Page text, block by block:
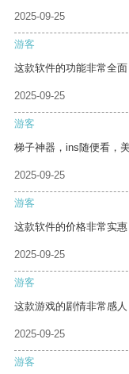
2025-09-25
游客
这款软件的功能非常全面
2025-09-25
游客
梯子神器，ins随便看，
2025-09-25
游客
这款软件的价格非常实惠
2025-09-25
游客
这款游戏的剧情非常感人
2025-09-25
游客